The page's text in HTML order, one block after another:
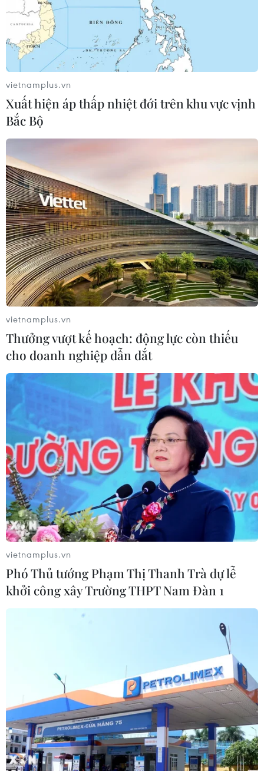
theo nhiều vết nứt, gãy tại Sơn La
07/08/2026 07:31
17 giờ ngày 7/8, mở cửa tràn xả mặt
điều tiết hồ chứa thủy điện Lai Châu
07/08/2026 07:28
vietnamplus.vn
Xuất hiện áp thấp nhiệt đới trên khu vực vịnh
Bắc Bộ
vietnamplus.vn
Thưởng vượt kế hoạch: động lực còn thiếu
cho doanh nghiệp dẫn dắt
vietnamplus.vn
Phó Thủ tướng Phạm Thị Thanh Trà dự lễ
khởi công xây Trường THPT Nam Đàn 1